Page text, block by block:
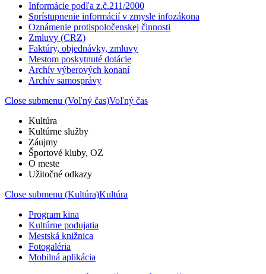
Informácie podľa z.č.211/2000
Sprístupnenie informácií v zmysle infozákona
Oznámenie protispoločenskej činnosti
Zmluvy (CRZ)
Faktúry, objednávky, zmluvy
Mestom poskytnuté dotácie
Archív výberových konaní
Archív samosprávy
Close submenu (Voľný čas)Voľný čas
Kultúra
Kultúrne služby
Záujmy
Športové kluby, OZ
O meste
Užitočné odkazy
Close submenu (Kultúra)Kultúra
Program kina
Kultúrne podujatia
Mestská knižnica
Fotogaléria
Mobilná aplikácia